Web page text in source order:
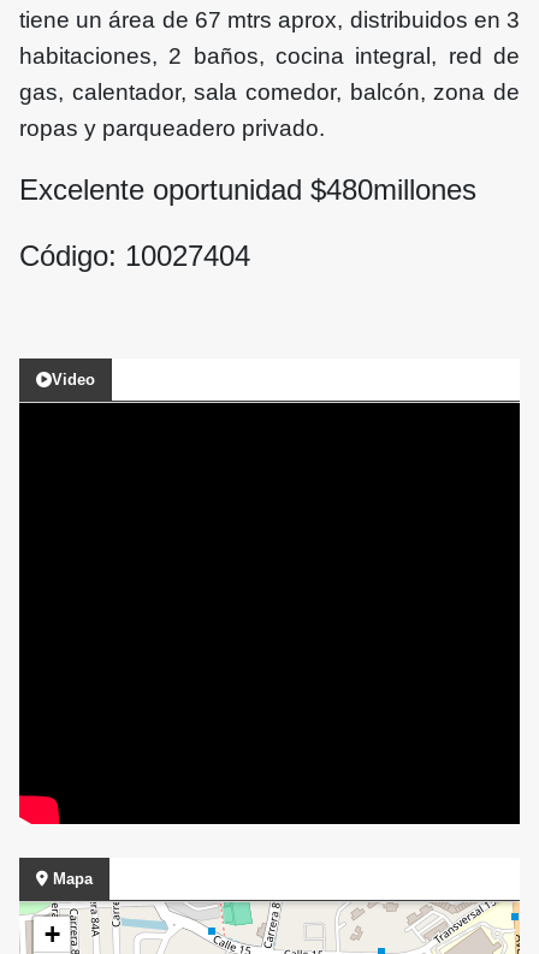
tiene un área de 67 mtrs aprox, distribuidos en 3
habitaciones, 2 baños, cocina integral, red de
gas, calentador, sala comedor, balcón, zona de
ropas y parqueadero privado.
Excelente oportunidad $480millones
Código: 10027404
Video
Mapa
+